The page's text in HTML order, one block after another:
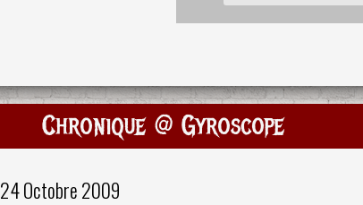
Chronique @ Gyroscope
24 Octobre 2009